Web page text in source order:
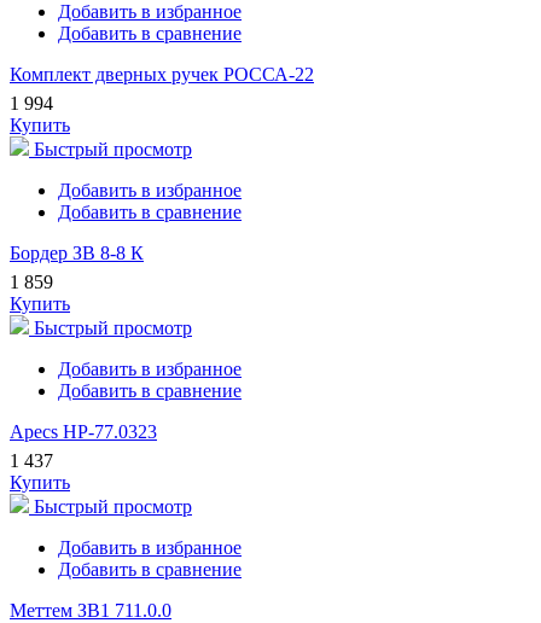
Добавить в избранное
Добавить в сравнение
Комплект дверных ручек РОССА-22
1 994
Купить
Быстрый просмотр
Добавить в избранное
Добавить в сравнение
Бордер ЗВ 8-8 К
1 859
Купить
Быстрый просмотр
Добавить в избранное
Добавить в сравнение
Apecs HP-77.0323
1 437
Купить
Быстрый просмотр
Добавить в избранное
Добавить в сравнение
Меттем ЗВ1 711.0.0